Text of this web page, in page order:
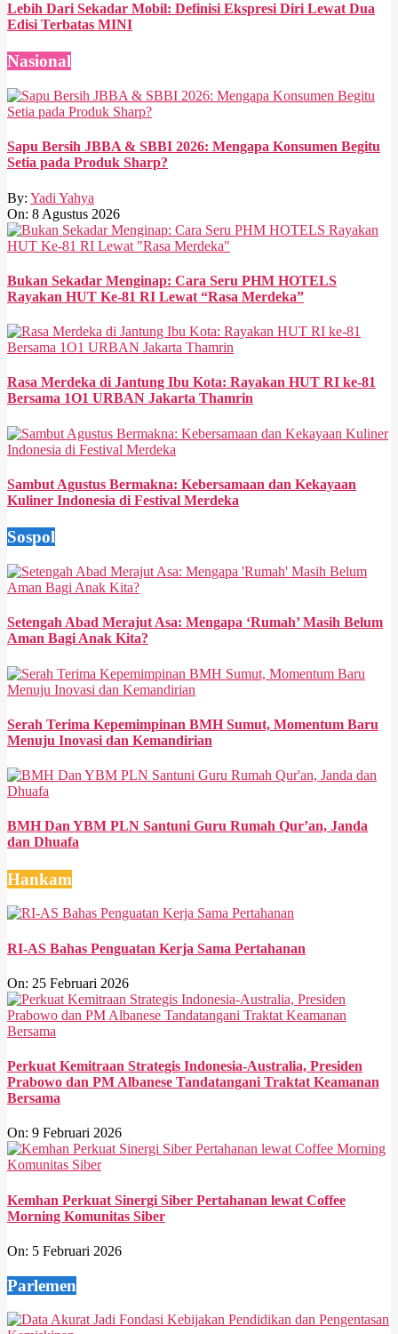
Lebih Dari Sekadar Mobil: Definisi Ekspresi Diri Lewat Dua
Edisi Terbatas MINI
Nasional
Sapu Bersih JBBA & SBBI 2026: Mengapa Konsumen Begitu
Setia pada Produk Sharp?
By: Yadi Yahya
On: 8 Agustus 2026
Bukan Sekadar Menginap: Cara Seru PHM HOTELS
Rayakan HUT Ke-81 RI Lewat “Rasa Merdeka”
Rasa Merdeka di Jantung Ibu Kota: Rayakan HUT RI ke-81
Bersama 1O1 URBAN Jakarta Thamrin
Sambut Agustus Bermakna: Kebersamaan dan Kekayaan
Kuliner Indonesia di Festival Merdeka
Sospol
Setengah Abad Merajut Asa: Mengapa ‘Rumah’ Masih Belum
Aman Bagi Anak Kita?
Serah Terima Kepemimpinan BMH Sumut, Momentum Baru
Menuju Inovasi dan Kemandirian
BMH Dan YBM PLN Santuni Guru Rumah Qur’an, Janda
dan Dhuafa
Hankam
RI-AS Bahas Penguatan Kerja Sama Pertahanan
On: 25 Februari 2026
Perkuat Kemitraan Strategis Indonesia-Australia, Presiden
Prabowo dan PM Albanese Tandatangani Traktat Keamanan
Bersama
On: 9 Februari 2026
Kemhan Perkuat Sinergi Siber Pertahanan lewat Coffee
Morning Komunitas Siber
On: 5 Februari 2026
Parlemen